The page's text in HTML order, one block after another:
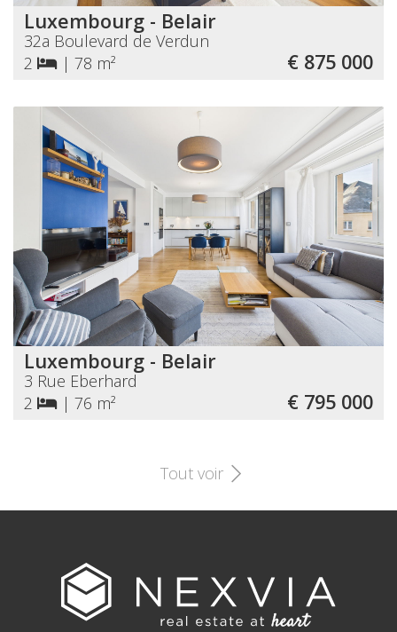
Luxembourg - Belair
32a Boulevard de Verdun
2
| 78 m² € 875 000
Luxembourg - Belair
3 Rue Eberhard
2
| 76 m² € 795 000
Tout voir